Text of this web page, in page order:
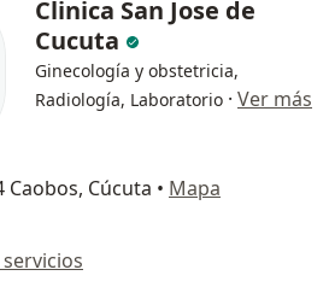
Clinica San Jose de
Cucuta
Ginecología y obstetricia,
Radiología, Laboratorio · Ver más
Caobos, Cúcuta • Mapa